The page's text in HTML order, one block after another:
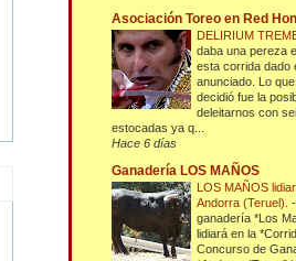
Asociación Toreo en Red
DELIRIUM
daba una pereza
esta corrida dado
anunciado. Lo
decidió fue la
deleitarnos con
estocadas ya q...
Hace 6 días
Ganadería LOS MAÑOS
LOS MAÑOS
Andorra (Teruel).-
ganadería *Los
lidiará en la
Concurso de